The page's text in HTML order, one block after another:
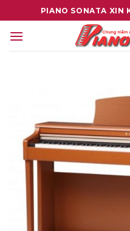
to
content
PIANO SONATA XIN